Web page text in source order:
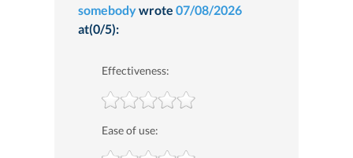
somebodywrote 07/08/2026
at(0/5):
Effectiveness:
Ease of use: